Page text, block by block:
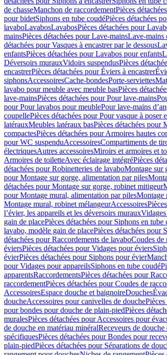
de chasseManchon de raccordementPièces
pour bidetSiphons en tube coudéPièces détachées
lavaboLavabosLavabosPièces détachées pour
mainsPièces détachées pour Lave-mainsLave-mains
détachées pour Vasques à encastrer par le dessous
enfantsPièces détachées pour Lavabos pour enfants
Déversoirs murauxVidoirs suspendusPièces
encastrerPièces détachées pour Éviers à encastrer
siphonsAccessoiresCache-bondesPorte-serviettes
lavabo pour meuble avec meuble basPièces
lave-mainsPièces détachées pour Pour lave-mains
pour Pour lavabos pour meublePour lave-mains
coupellePièces détachées pour Pour vasque à poser
latérauxMeubles latéraux basPièces détachées pour
compactesPièces détachées pour Armoires hautes
pour WC suspenduAccessoiresCompartiments de
électriquesAutres accessoiresMiroirs et armoires et
Armoires de toiletteAvec éclairage intégréPièces
détachées pour Robinetteries de lavaboMontage sur
pour Montage sur gorge, alimentation par piles
détachées pour Montage sur gorge, robinet mitigeur
pour Montage mural, alimentation par pilesMontage
Montage mural, robinet mélangeurAccessoires
l’évier, les appareils et les déversoirs muraux
gain de placePièces détachées pour Siphons en
lavabo, modèle gain de placePièces détachées pour
détachées pour Raccordements de lavaboCoudes de
éviersPièces détachées pour Vidages pour éviers
évierPièces détachées pour Siphons pour évier
pour Vidages pour appareilsSiphons en tube coudé
apparentsRaccordementsPièces détachées pour
raccordementPièces détachées pour Coudes de
AccessoiresEspace douche et baignoireDouches
doucheAccessoires pour canivelles de douche
pour bondes pour douche de plain-piedPièces
muralesPièces détachées pour Accessoires pour
de douche en matériau minéralReceveurs de
spécifiquesPièces détachées pour Bondes pour
plain-piedPièces détachées pour Séparations de